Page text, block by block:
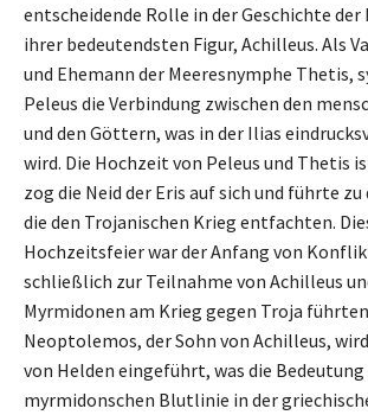
entscheidende Rolle in der Geschichte der
ihrer bedeutendsten Figur, Achilleus. Als
und Ehemann der Meeresnymphe Thetis,
Peleus die Verbindung zwischen den
und den Göttern, was in der Ilias
wird. Die Hochzeit von Peleus und Thetis
zog die Neid der Eris auf sich und führte
die den Trojanischen Krieg entfachten.
Hochzeitsfeier war der Anfang von
schließlich zur Teilnahme von Achilleus
Myrmidonen am Krieg gegen Troja
Neoptolemos, der Sohn von Achilleus,
von Helden eingeführt, was die Bedeutung
myrmidonschen Blutlinie in der